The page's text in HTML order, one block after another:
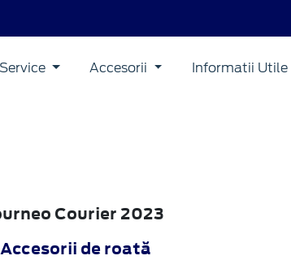
Service Accesorii Informatii Utile
Courier 2023
Accesorii de roată